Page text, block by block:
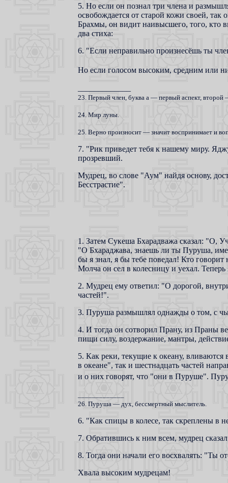
5. Но если он познал три члена и
освобождается от старой кожи своей,
Брахмы, он видит наивысшего, того, кто
два стиха:
6. "Если неправильно произнесёшь ты
Но если голосом высоким, средним или
23. Первый член, буква а — первый аспект,
24. Мир луны.
25. Верно произносит — значит воспринимает и
7. "Рик приведет тебя к нашему миру.
прозревший.
Мудрец, во слове "Аум" найдя основу,
Бесстрастие".
1. Затем Сукеша Бхарадважа сказал: "О,
"О Бхараджава, знаешь ли ты Пуруша,
бы я знал, я бы тебе поведал! Кто
Молча он сел в колесницу и уехал.
2. Мудрец ему ответил: "О дорогой,
частей!".
3. Пуруша размышлял однажды о том, с
4. И тогда он сотворил Прану, из Праны
пищи силу, воздержание, мантры,
5. Как реки, текущие к океану,
в океане", так и шестнадцать частей
и о них говорят, что "они в Пуруше".
26. Пуруша — дух, бессмертный мыслитель.
6. "Как спицы в колесе, так скреплены в
7. Обратившись к ним всем, мудрец
8. Тогда они начали его восхвалять: "Ты
Хвала высоким мудрецам!